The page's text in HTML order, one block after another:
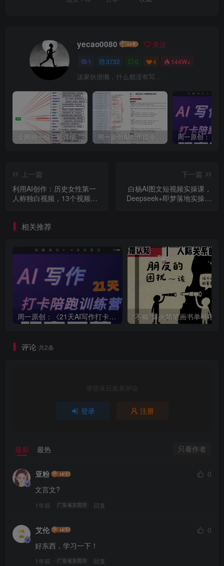
yecao0080 关注
1 3732 0 4 144W+
这家伙很懒，什么都没有写...
全网独一份：超详细的40+个自媒体赛道领域解析手册，让你的内容创作不再局限！ 周一原创AI创作指令词：30+个领域赛道的创作提示词集合
上一篇
利用AI创作：历史女性第一
人称独白视频，13个视频
下一篇
白杨AI图文短视频实操课，
Deepseek+即梦落地实操，
相关推荐
周一原创：《21天AI写作打卡陪跑训练营》全部内容讲解！（网站会员免费学习…）
评论 共2条
请登录后发表评论
登录 注册
最新 最热 只看作者
亚粉
0
文言文?
1年前 广东省东莞市 回复
艾伦
0
好东西，学习一下！
1年前 广东省东莞市 回复